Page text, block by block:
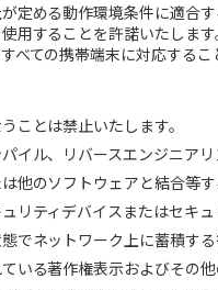
定める動作環境条件に適合
用することを許諾いたしま
べての携帯端末に対応するこ
ことは禁止いたします。
イル、リバースエンジニア
他のソフトウェアと結合等
リティデバイスまたはセキ
でネットワーク上に蓄積す
いる著作権表示およびその